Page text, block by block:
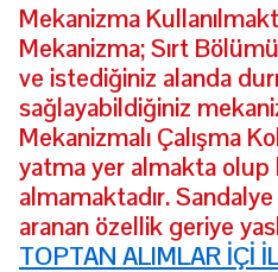
Mekanizma
Mekanizma; Sırt
ve istediğiniz alanda
sağlayabildiğiniz
Mekanizmalı Çalışma
yatma yer almakta
almamaktadır.
aranan özellik geriye
TOPTAN ALIMLAR İÇİ